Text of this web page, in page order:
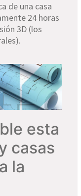
de una casa
24 horas
3D (los
esta
casas
la